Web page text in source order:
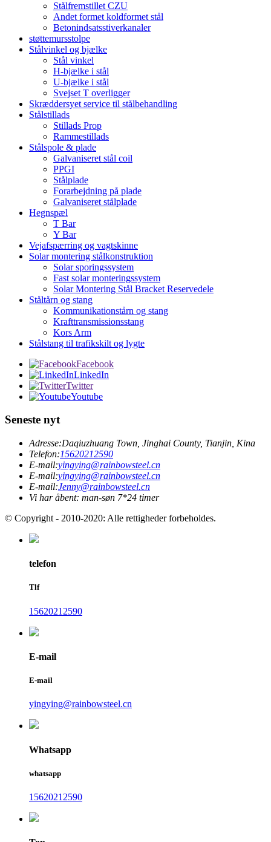
Stålfremstillet CZU
Andet formet koldformet stål
Betonindsatsstiverkanaler
støttemursstolpe
Stålvinkel og bjælke
Stål vinkel
H-bjælke i stål
U-bjælke i stål
Svejset T overligger
Skræddersyet service til stålbehandling
Stålstillads
Stillads Prop
Rammestillads
Stålspole & plade
Galvaniseret stål coil
PPGI
Stålplade
Forarbejdning på plade
Galvaniseret stålplade
Hegnspæl
T Bar
Y Bar
Vejafspærring og vagtskinne
Solar montering stålkonstruktion
Solar sporingssystem
Fast solar monteringssystem
Solar Montering Stål Bracket Reservedele
Ståltårn og stang
Kommunikationstårn og stang
Krafttransmissionsstang
Kors Arm
Stålstang til trafikskilt og lygte
Facebook
LinkedIn
Twitter
Youtube
Seneste nyt
Adresse:Daqiuzhuang Town, Jinghai County, Tianjin, Kina
Telefon:15620212590
E-mail:yingying@rainbowsteel.cn
E-mail:yingying@rainbowsteel.cn
E-mail:Jenny@rainbowsteel.cn
Vi har åbent: man-søn 7*24 timer
© Copyright - 2010-2020: Alle rettigheder forbeholdes.
telefon
Tlf
15620212590
E-mail
E-mail
yingying@rainbowsteel.cn
Whatsapp
whatsapp
15620212590